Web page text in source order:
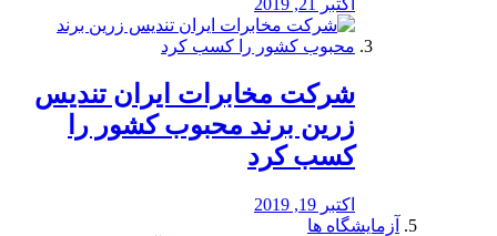
اکتبر 21, 2019
شرکت مخابرات ایران تندیس
زرین برند محبوب کشور را
کسب کرد
اکتبر 19, 2019
آزمایشگاه ها